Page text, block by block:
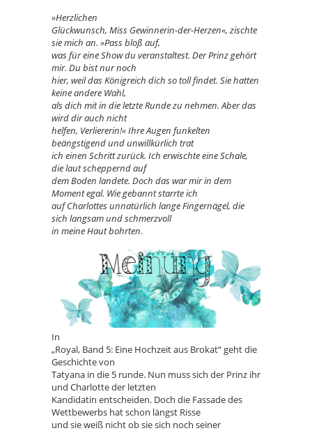
»Herzlichen
Glückwunsch, Miss Gewinnerin-der-Herzen«, zischte
sie mich an. »Pass bloß auf,
was für eine Show du veranstaltest. Der Prinz gehört
mir. Du bist nur noch
hier, weil das Königreich dich so toll findet. Sie hatten
keine andere Wahl,
als dich mit in die letzte Runde zu nehmen. Aber das
wird dir auch nicht
helfen, Verliererin!« Ihre Augen funkelten
beängstigend und unwillkürlich trat
ich einen Schritt zurück. Ich erwischte eine Schale,
die laut scheppernd auf
dem Boden landete. Doch das war mir in dem
Moment egal. Wie gebannt starrte ich
auf Charlottes unnatürlich lange Fingernägel, die
sich langsam und schmerzvoll
in meine Haut bohrten.
In
„Royal, Band 5: Eine Hochzeit aus Brokat“ geht die
Geschichte von
Tatyana in die 5 runde. Nun muss sich der Prinz ihr
und Charlotte der letzten
Kandidatin entscheiden. Doch die Fassade des
Wettbewerbs hat schon längst Risse
und sie weiß nicht ob sie sich noch seiner